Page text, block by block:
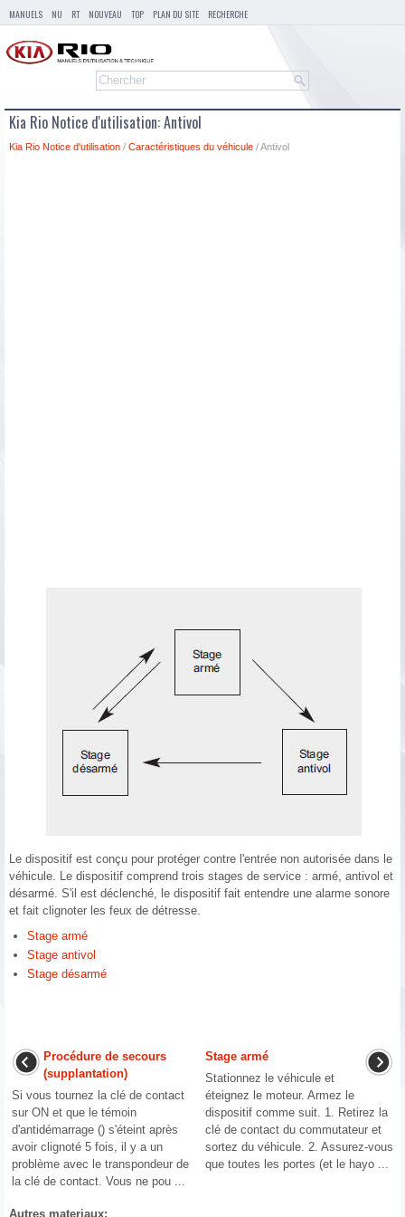
MANUELS NU RT NOUVEAU TOP PLAN DU SITE RECHERCHE
Kia Rio Notice d'utilisation: Antivol
Kia Rio Notice d'utilisation / Caractéristiques du véhicule / Antivol
Le dispositif est conçu pour protéger contre l'entrée non autorisée dans le
véhicule. Le dispositif comprend trois stages de service : armé, antivol et
désarmé. S'il est déclenché, le dispositif fait entendre une alarme sonore
et fait clignoter les feux de détresse.
Stage armé
Stage antivol
Stage désarmé
Procédure de secours
(supplantation)
Si vous tournez la clé de contact
sur ON et que le témoin
d'antidémarrage () s'éteint après
avoir clignoté 5 fois, il y a un
problème avec le transpondeur de
la clé de contact. Vous ne pou ...
Stage armé
Stationnez le véhicule et
éteignez le moteur. Armez le
dispositif comme suit. 1. Retirez la
clé de contact du commutateur et
sortez du véhicule. 2. Assurez-vous
que toutes les portes (et le hayo ...
Autres materiaux: